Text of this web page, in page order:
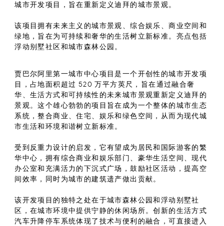
城市开发项目，旨在重新定义迪拜的城市景观。
该项目拥有未来主义的城市景观、综合娱乐、商业空间和
绿地，旨在为可持续和奢华的生活树立新标准。亮点包括
浮动别墅社区和城市森林公园。
贾巴尔阿里第一城市中心项目是一个开创性的城市开发项
目，占地面积超过 520 万平方英尺，旨在通过融合奢
华、生活方式和可持续性的未来城市景观重新定义迪拜的
景观。这个雄心勃勃的项目旨在成为一个整体的城市生态
系统，整合商业、住宅、娱乐和绿色空间，从而为现代城
市生活和环境和谐树立新标准。
受到反重力设计的启发，它有望成为居民和国际游客的繁
华中心，拥有综合商业和娱乐部门、豪华生活空间、现代
办公室和充满活力的下沉式广场，鼓励社区活动，提高空
间效率，同时为城市的建筑遗产做出贡献。
该开发项目的独特之处在于城市森林公园和浮动别墅社
区，在城市环境中提供宁静的休闲场所。创新的生活方式
汽车升降停车系统体现了技术与便利的融合，可直接进入